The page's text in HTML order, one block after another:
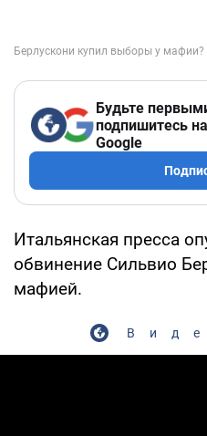
Будьте
подпишитесь
Google
Итальянская пресса
обвинение Сильвио
мафией.